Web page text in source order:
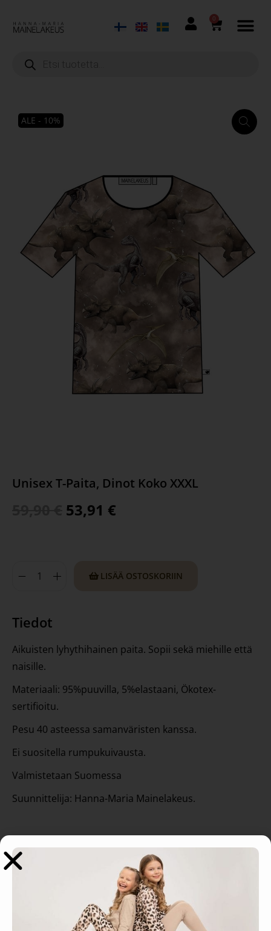
0
ALE - 10%
Unisex T-Paita, Dinot Koko XXXL
53,91 €
LISÄÄ OSTOSKORIIN
Tiedot
Aikuisten lyhythihainen paita. Sopii sekä miehille että
naisille.
Materiaali: 95%puuvilla, 5%elastaani, Ökotex-
sertifioitu.
Pesu 40 asteessa samanväristen kanssa.
Ei suositella rumpukuivausta.
Valmistetaan Suomessa
Suunnittelija: Hanna-Maria Mainelakeus.
Tutustu myös
Sale!